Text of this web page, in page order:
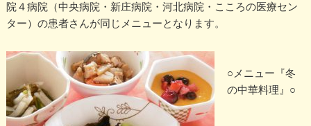
院４病院（中央病院・新庄病院・河北病院・こころの医療セン
ター）の患者さんが同じメニューとなります。
○メニュー『冬
の中華料理』○